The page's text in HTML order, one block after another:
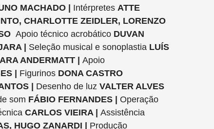
MACHADO | Intérpretes ATTE
CHARLOTTE ZEIDLER, LORENZO
Apoio técnico acrobático DUVAN
| Seleção musical e sonoplastia LUÍS
ANDERMATT | Apoio
| Figurinos DONA CASTRO
| Desenho de luz VALTER ALVES
som FÁBIO FERNANDES | Operação
CARLOS VIEIRA | Assistência
HUGO ZANARDI | Produção